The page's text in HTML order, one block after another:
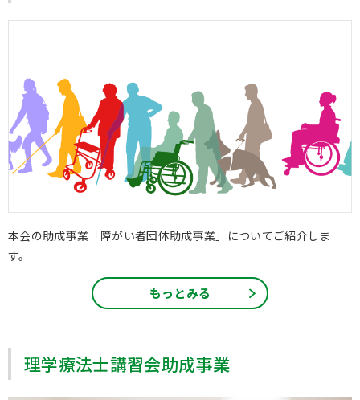
本会の助成事業「障がい者団体助成事業」についてご紹介しま
す。
もっとみる
理学療法士講習会助成事業